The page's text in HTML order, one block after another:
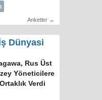
Anketler →
Dünyasi